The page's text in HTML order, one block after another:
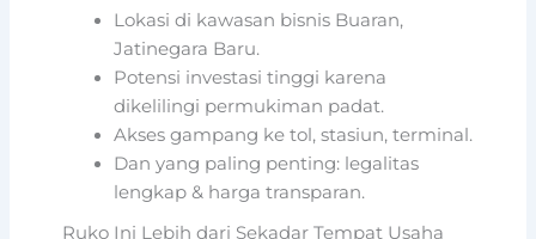
Lokasi di kawasan bisnis Buaran,
Jatinegara Baru.
Potensi investasi tinggi karena
dikelilingi permukiman padat.
Akses gampang ke tol, stasiun, terminal.
Dan yang paling penting: legalitas
lengkap & harga transparan.
Ruko Ini Lebih dari Sekadar Tempat Usaha